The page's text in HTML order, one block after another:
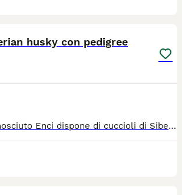
husky con pedigree
Allevamento riconosciuto Enci dispone di cuccioli di Siberian husky con pedigree I cuccioli verranno ceduti con pedigree, sverminazione, iscrizione all'anagrafe canina e libretto sanitario